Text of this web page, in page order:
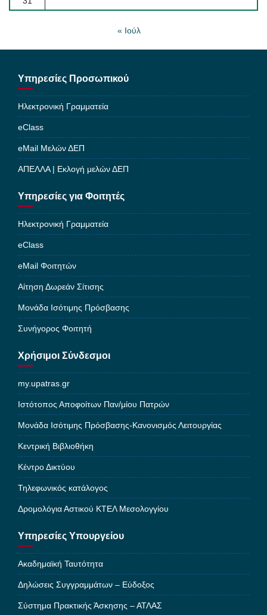
« Ιούλ
Υπηρεσίες Προσωπικού
Ηλεκτρονική Γραμματεία
eClass
eMail Μελών ΔΕΠ
ΑΠΕΛΛΑ | Εκλογή μελών ΔΕΠ
Υπηρεσίες για Φοιτητές
Ηλεκτρονική Γραμματεία
eClass
eMail Φοιτητών
Αίτηση Δωρεάν Σίτισης
Μονάδα Ισότιμης Πρόσβασης
Συνήγορος Φοιτητή
Χρήσιμοι Σύνδεσμοι
my.upatras.gr
Ιστότοπος Αποφοίτων Παν/μίου Πατρών
Μονάδα Ισότιμης Πρόσβασης-Κανονισμός Λειτουργίας
Κεντρική Βιβλιοθήκη
Κέντρο Δικτύου
Τηλεφωνικός κατάλογος
Δρομολόγια Αστικού ΚΤΕΛ Μεσολογγίου
Υπηρεσίες Υπουργείου
Ακαδημαϊκή Ταυτότητα
Δηλώσεις Συγγραμμάτων – Εύδοξος
Σύστημα Πρακτικής Άσκησης – ΑΤΛΑΣ